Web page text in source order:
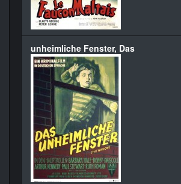
unheimliche Fenster, Das